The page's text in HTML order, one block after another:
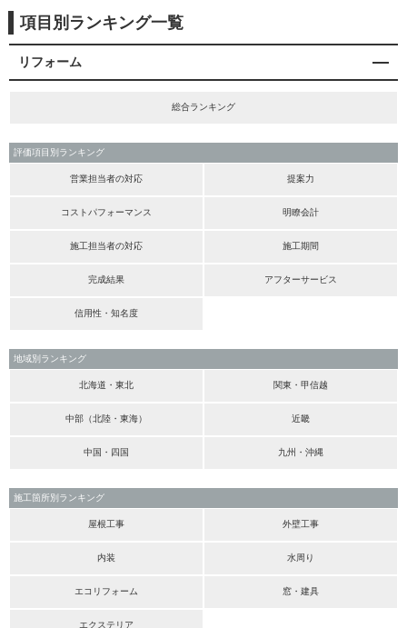
項目別ランキング一覧
リフォーム
総合ランキング
評価項目別ランキング
営業担当者の対応 提案力
コストパフォーマンス 明瞭会計
施工担当者の対応 施工期間
完成結果 アフターサービス
信用性・知名度
地域別ランキング
北海道・東北 関東・甲信越
中部（北陸・東海） 近畿
中国・四国 九州・沖縄
施工箇所別ランキング
屋根工事 外壁工事
内装 水周り
エコリフォーム 窓・建具
エクステリア